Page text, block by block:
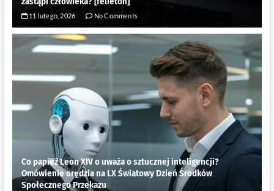
11 lutego, 2026 No Comments
Co papież Leon XIV o uważa o sztucznej inteligencji?
Omówienie orędzia na LX Światowy Dzień Środków
Społecznego Przekazu